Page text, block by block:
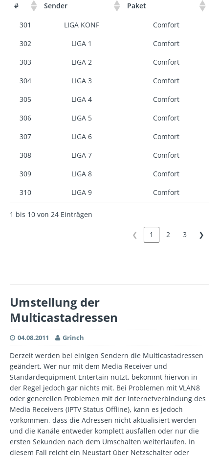
# Sender Paket
301 LIGA KONF
Comfort
302
LIGA 1
Comfort
303
LIGA 2
Comfort
304
LIGA 3
Comfort
305
LIGA 4
Comfort
306
LIGA 5
Comfort
307
LIGA 6
Comfort
308
LIGA 7
Comfort
309
LIGA 8
Comfort
310
LIGA 9 Comfort
1 bis 10 von 24 Einträgen
❮ 1 2 3 ❯
Umstellung der
Multicastadressen
04.08.2011 Grinch
Derzeit werden bei einigen Sendern die Multicastadressen
geändert. Wer nur mit dem Media Receiver und
Standardequipment Entertain nutzt, bekommt hiervon in
der Regel jedoch gar nichts mit. Bei Problemen mit VLAN8
oder generellen Problemen mit der Internetverbindung des
Media Receivers (IPTV Status Offline), kann es jedoch
vorkommen, dass die Adressen nicht aktualisiert werden
und die Kanäle entweder komplett ausfallen oder nur die
ersten Sekunden nach dem Umschalten weiterlaufen. In
diesem Fall reicht ein Neustart über Netzschalter oder